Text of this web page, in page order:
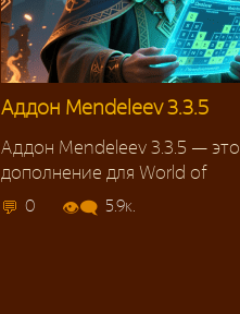
Аддон Mendeleev 3.3.5
Аддон Mendeleev 3.3.5 — это
дополнение для World of
0 5.9к.